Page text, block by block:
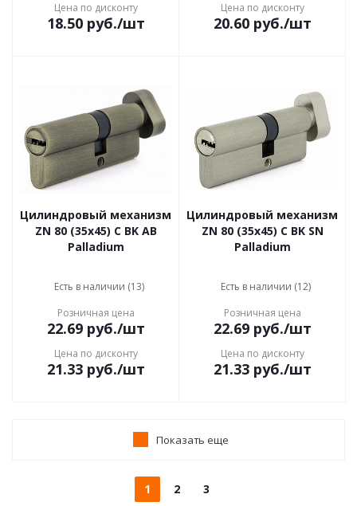
Цена по дисконту
18.50руб./шт
Цена по дисконту
20.60руб./шт
Цилиндровый механизм
ZN 80 (35x45) C BK AB
Palladium
Есть в наличии (13)
Розничная цена
22.69руб./шт
Цена по дисконту
21.33руб./шт
Цилиндровый механизм
ZN 80 (35x45) C BK SN
Palladium
Есть в наличии (12)
Розничная цена
22.69руб./шт
Цена по дисконту
21.33руб./шт
Показать еще
1 2 3